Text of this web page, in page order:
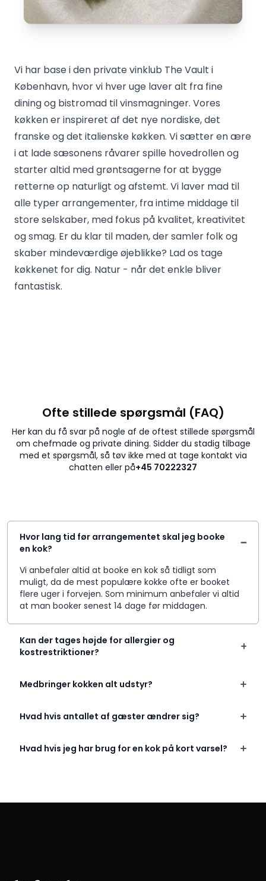
Vi har base i den private vinklub The Vault i
København, hvor vi hver uge laver alt fra fine
dining og bistromad til vinsmagninger. Vores
køkken er inspireret af det nye nordiske, det
franske og det italienske køkken. Vi sætter en ære
i at lade sæsonens råvarer spille hovedrollen og
starter altid med grøntsagerne for at bygge
retterne op naturligt og afstemt. Vi laver mad til
alle typer arrangementer, fra intime middage til
store selskaber, med fokus på kvalitet, kreativitet
og smag. Er du klar til maden, der samler folk og
skaber mindeværdige øjeblikke? Lad os tage
køkkenet for dig. Natur - når det enkle bliver
fantastisk.
Ofte stillede spørgsmål (FAQ)
Her kan du få svar på nogle af de oftest stillede spørgsmål
om chefmade og private dining. Sidder du stadig tilbage
med et spørgsmål, så tøv ikke med at tage kontakt via
chatten eller på+45 70222327
Hvor lang tid før arrangementet skal jeg booke
en kok?
Vi anbefaler altid at booke en kok så tidligt som
muligt, da de mest populære kokke ofte er booket
flere uger i forvejen. Som minimum anbefaler vi altid
at man booker senest 14 dage før middagen.
Kan der tages højde for allergier og
kostrestriktioner?
Medbringer kokken alt udstyr?
Hvad hvis antallet af gæster ændrer sig?
Hvad hvis jeg har brug for en kok på kort varsel?